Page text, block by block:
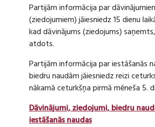
Partijām informācija par
(ziedojumiem) jāiesniedz 15 dienu
kad dāvinājums (ziedojums)
atdots.
Partijām informācija par iestāšanās
biedru naudām jāiesniedz reizi
nākamā ceturkšņa pirmā mēneša 5.
Dāvinājumi, ziedojumi, biedru
iestāšanās naudas